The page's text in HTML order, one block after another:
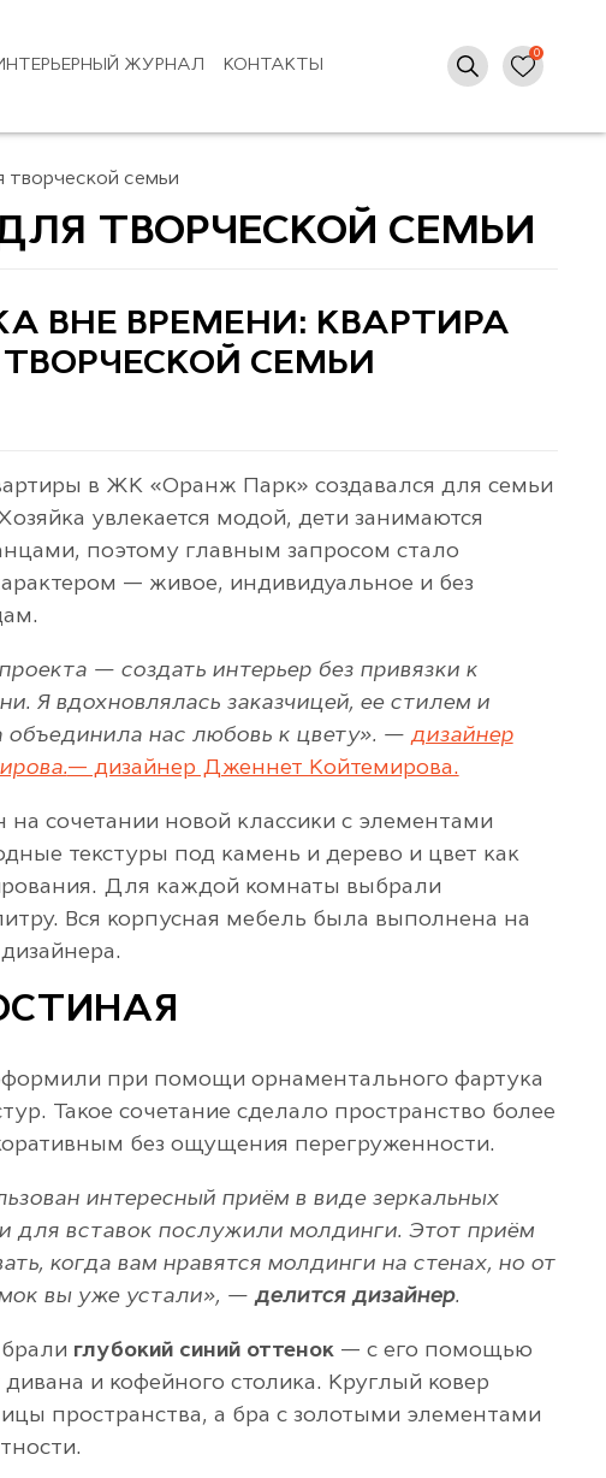
ЖУРНАЛ КОНТАКТЫ
творческой семьи
ТВОРЧЕСКОЙ СЕМЬИ
ВНЕ ВРЕМЕНИ: КВАРТИРА
ТВОРЧЕСКОЙ СЕМЬИ
в ЖК «Оранж Парк» создавался для семьи
увлекается модой, дети занимаются
поэтому главным запросом стало
— живое, индивидуальное и без
— создать интерьер без привязки к
Я вдохновлялась заказчицей, ее стилем и
объединила нас любовь к цвету». — дизайнер
— дизайнер Дженнет Койтемирова.
на сочетании новой классики с элементами
текстуры под камень и дерево и цвет как
Для каждой комнаты выбрали
Вся корпусная мебель была выполнена на
при помощи орнаментального фартука
Такое сочетание сделало пространство более
без ощущения перегруженности.
интересный приём в виде зеркальных
для вставок послужили молдинги. Этот приём
когда вам нравятся молдинги на стенах, но от
вы уже устали», — делится дизайнер.
глубокий синий оттенок— с его помощью
и кофейного столика. Круглый ковер
пространства, а бра с золотыми элементами